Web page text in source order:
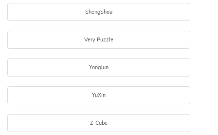
ShengShou
Very Puzzle
YongJun
YuXin
Z-Cube